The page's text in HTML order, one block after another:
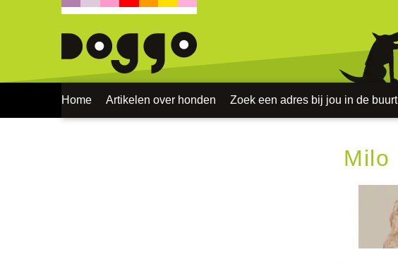
Home Artikelen over honden Zoek een adres bij jou in de buurt
Milo